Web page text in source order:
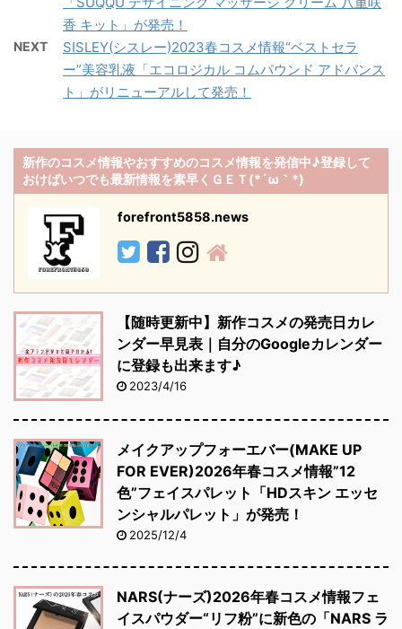
香 キット」が発売！
NEXT
SISLEY(シスレー)2023春コスメ情報“ベストセラ
ー”美容乳液「エコロジカル コムパウンド アドバンス
ト」がリニューアルして発売！
新作のコスメ情報やおすすめのコスメ情報を発信中♪登録して
おけばいつでも最新情報を素早くＧＥＴ(*´ω｀*)
forefront5858.news
【随時更新中】新作コスメの発売日カレ
ンダー早見表｜自分のGoogleカレンダー
に登録も出来ます♪
2023/4/16
メイクアップフォーエバー(MAKE UP
FOR EVER)2026年春コスメ情報”12
色”フェイスパレット「HDスキン エッセ
ンシャルパレット」が発売！
2025/12/4
NARS(ナーズ)2026年春コスメ情報フェ
イスパウダー“リフ粉”に新色の「NARS ラ